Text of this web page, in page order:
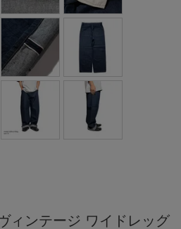
ィンテージ ワイドレッグ